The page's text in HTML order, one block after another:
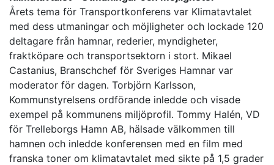
Årets tema för Transportkonferens var Klimatavtalet
med dess utmaningar och möjligheter och lockade 120
deltagare från ham­nar, rederier, myndigheter,
fraktköpare och transportsektorn i stort. Mikael
Castanius, Branschchef för Sveriges Hamnar var
moderator för dagen. Torbjörn Karlsson,
Kommunstyrelsens ordförande inledde och visade
exempel på kommunens miljöprofil. Tommy Halén, VD
för Trelleborgs Hamn AB, hälsade välkommen till
hamnen och inledde konferensen med en film med
franska toner om klimatavtalet med sikte på 1,5 grader